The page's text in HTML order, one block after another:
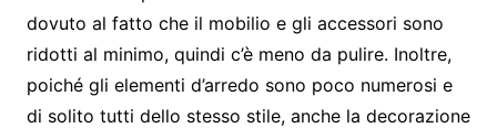
dovuto al fatto che il mobilio e gli accessori sono
ridotti al minimo, quindi c’è meno da pulire. Inoltre,
poiché gli elementi d’arredo sono poco numerosi e
di solito tutti dello stesso stile, anche la decorazione